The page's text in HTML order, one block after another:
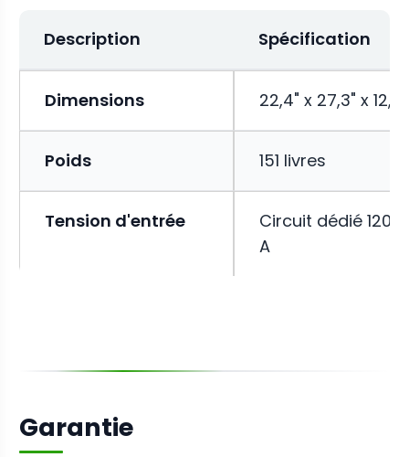
Description Spécification
Dimensions 22,4" x 27,3" x 12,9"
Poids 151 livres
Tension d'entrée
Circuit dédié 120
A
Garantie